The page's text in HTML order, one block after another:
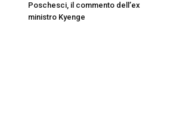
Poschesci, il commento dell’ex
ministro Kyenge